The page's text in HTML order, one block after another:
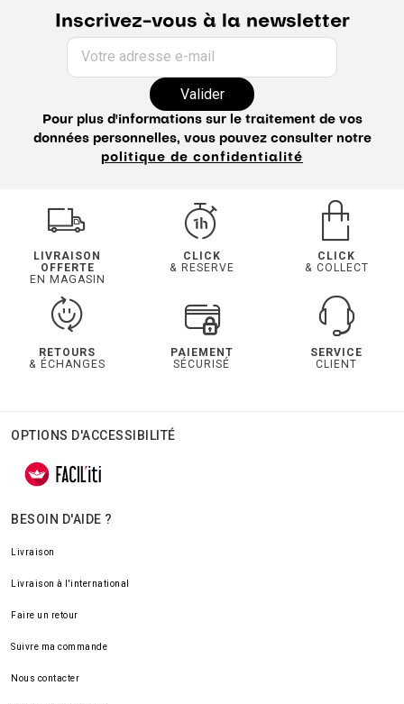
Inscrivez-vous à la newsletter
Votre adresse e-mail
Valider
Pour plus d'informations sur le traitement de vos
données personnelles, vous pouvez consulter notre
politique de confidentialité
LIVRAISON
OFFERTE
EN MAGASIN
CLICK
& RESERVE
CLICK
& COLLECT
RETOURS
& ÉCHANGES
PAIEMENT
SÉCURISÉ
SERVICE
CLIENT
OPTIONS D'ACCESSIBILITÉ
BESOIN D'AIDE ?
Livraison
Livraison à l'international
Faire un retour
Suivre ma commande
Nous contacter